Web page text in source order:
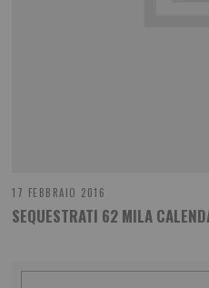
17 FEBBRAIO 2016
SEQUESTRATI 62 MILA